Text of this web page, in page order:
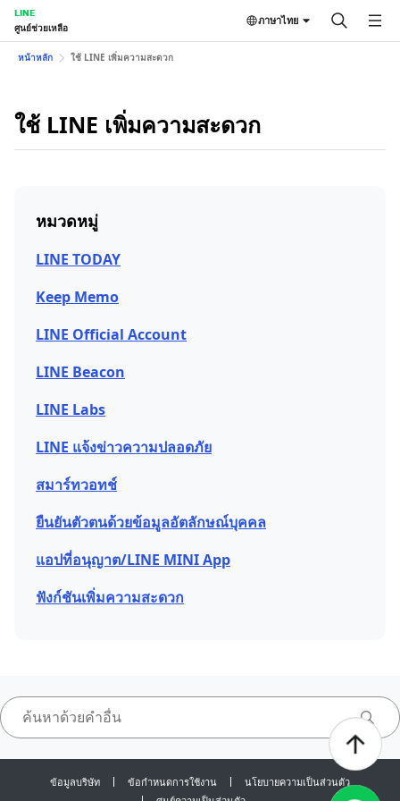
LINE
ศูนย์ช่วยเหลือ
ภาษาไทย
หน้าหลัก ใช้ LINE เพิ่มความสะดวก
ใช้ LINE เพิ่มความสะดวก
หมวดหมู่
LINE TODAY
Keep Memo
LINE Official Account
LINE Beacon
LINE Labs
LINE แจ้งข่าวความปลอดภัย
สมาร์ทวอทช์
ยืนยันตัวตนด้วยข้อมูลอัตลักษณ์บุคคล
แอปที่อนุญาต/LINE MINI App
ฟังก์ชันเพิ่มความสะดวก
ข้อมูลบริษัท ข้อกำหนดการใช้งาน
นโยบายความเป็นส่วนตัว